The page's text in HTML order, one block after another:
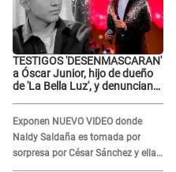
TESTIGOS 'DESENMASCARAN'
a Óscar Junior, hijo de dueño
de 'La Bella Luz', y denuncian
Exponen NUEVO VIDEO donde
Naldy Saldaña es tomada por
sorpresa por César Sánchez y ella
evidencia su REACCIÓN: Le agarró